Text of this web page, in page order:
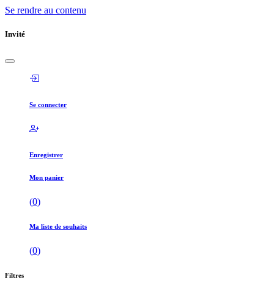
Se rendre au contenu
Invité
Se connecter
Enregistrer
Mon panier
(0)
Ma liste de souhaits
(0)
Filtres